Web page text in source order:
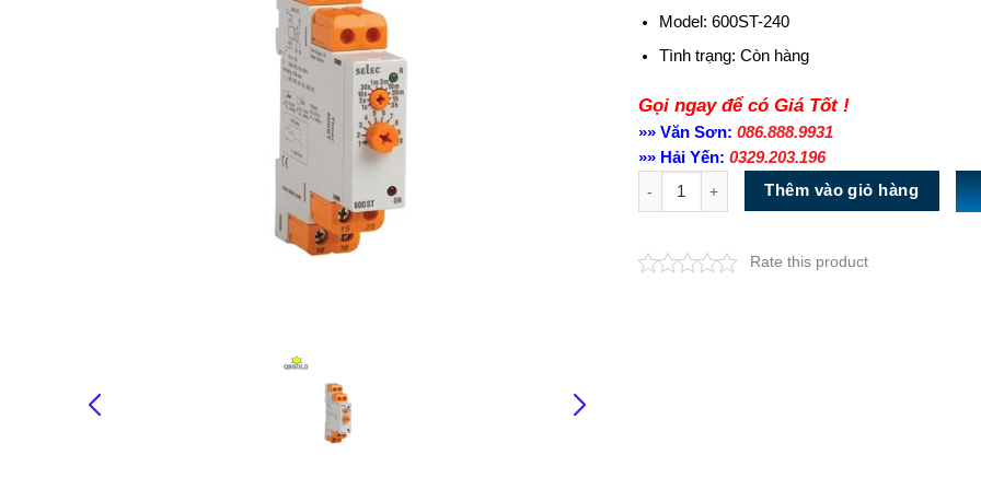
Model: 600ST-240
Tình trạng:Còn hàng
Gọi ngay để có Giá Tốt !
»» Văn Sơn: 086.888.9931
»» Hải Yến: 0329.203.196
Số lượng
Thêm vào giỏ hàng
Rate this product